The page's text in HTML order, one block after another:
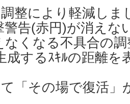
整により軽減しま
警告(赤円)が消えな
なくなる不具合の調
成するｽｷﾙの距離を
「その場で復活」